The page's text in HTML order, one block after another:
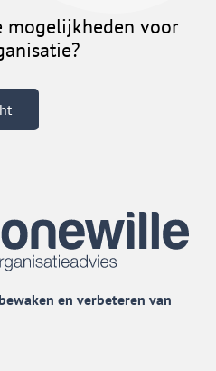
mogelijkheden voor
en verbeteren van